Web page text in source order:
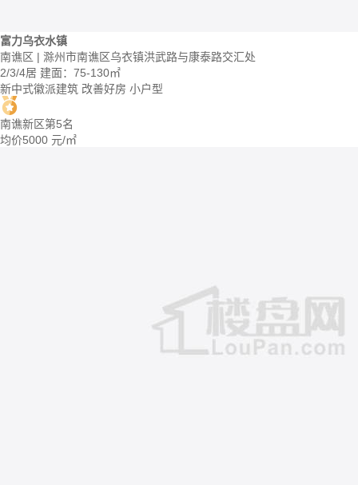
富力乌衣水镇
南谯区 | 滁州市南谯区乌衣镇洪武路与康泰路交汇处
2/3/4居 建面：75-130㎡
新中式徽派建筑 改善好房 小户型
南谯新区第5名
均价5000 元/㎡